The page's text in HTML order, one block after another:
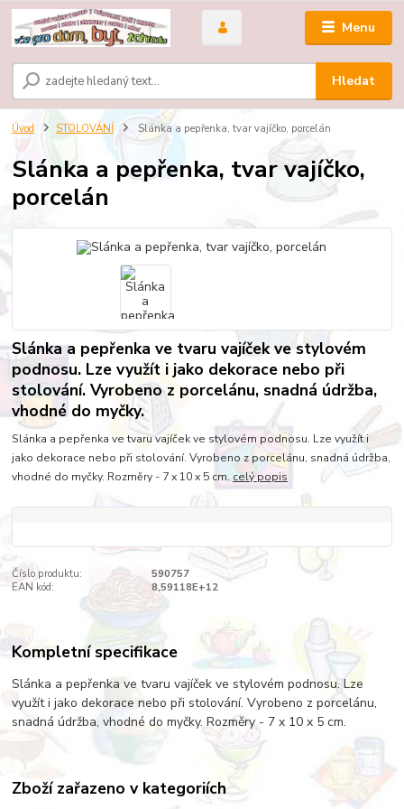
Menu
Hledat
Úvod STOLOVÁNÍ Slánka a pepřenka, tvar vajíčko, porcelán
Slánka a pepřenka, tvar vajíčko,
porcelán
Slánka a pepřenka ve tvaru vajíček ve stylovém
podnosu. Lze využít i jako dekorace nebo při
stolování. Vyrobeno z porcelánu, snadná údržba,
vhodné do myčky.
Slánka a pepřenka ve tvaru vajíček ve stylovém podnosu. Lze využít i
jako dekorace nebo při stolování. Vyrobeno z porcelánu, snadná údržba,
vhodné do myčky. Rozměry - 7 x 10 x 5 cm. celý popis
Číslo produktu:
590757
EAN kód:
8,59118E+12
Kompletní specifikace
Slánka a pepřenka ve tvaru vajíček ve stylovém podnosu. Lze
využít i jako dekorace nebo při stolování. Vyrobeno z porcelánu,
snadná údržba, vhodné do myčky. Rozměry - 7 x 10 x 5 cm.
Zboží zařazeno v kategoriích